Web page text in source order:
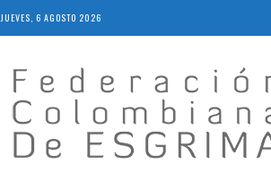
JUEVES, 6 AGOSTO 2026